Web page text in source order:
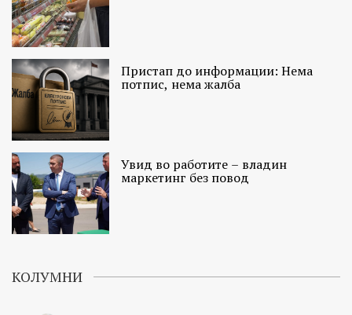
Пристап до информации: Нема
потпис, нема жалба
Увид во работите – владин
маркетинг без повод
КОЛУМНИ